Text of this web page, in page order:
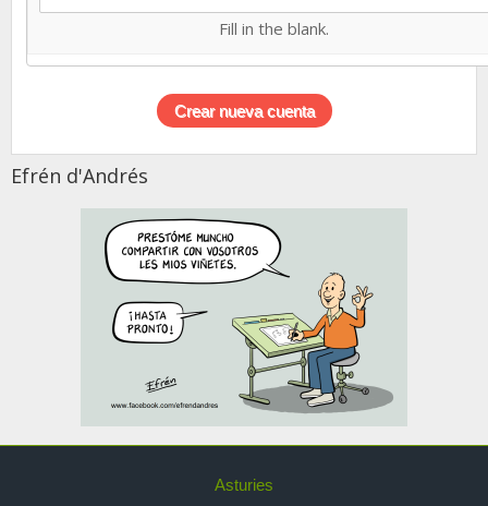
Fill in the blank.
Efrén d'Andrés
Asturies